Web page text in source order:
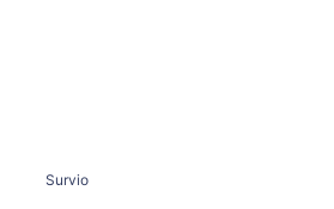
Survio